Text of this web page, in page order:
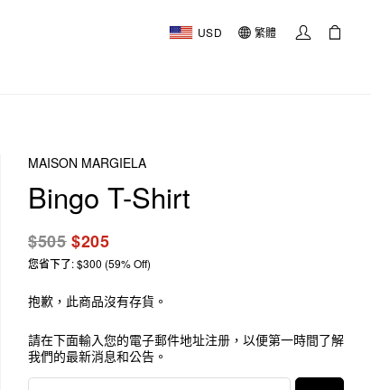
USD 繁體
MAISON MARGIELA
Bingo T-Shirt
$505$205
您省下了: $300 (59% Off)
抱歉，此商品沒有存貨。
請在下面輸入您的電子郵件地址注册，以便第一時間了解
我們的最新消息和公告。